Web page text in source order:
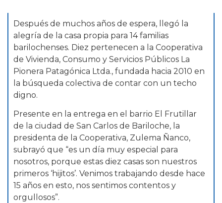
Después de muchos años de espera, llegó la
alegría de la casa propia para 14 familias
barilochenses. Diez pertenecen a la Cooperativa
de Vivienda, Consumo y Servicios Públicos La
Pionera Patagónica Ltda., fundada hacia 2010 en
la búsqueda colectiva de contar con un techo
digno.
Presente en la entrega en el barrio El Frutillar
de la ciudad de San Carlos de Bariloche, la
presidenta de la Cooperativa, Zulema Ñanco,
subrayó que “es un día muy especial para
nosotros, porque estas diez casas son nuestros
primeros ‘hijitos’. Venimos trabajando desde hace
15 años en esto, nos sentimos contentos y
orgullosos”.